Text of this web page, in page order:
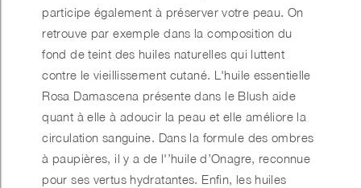
participe également à préserver votre peau. On
retrouve par exemple dans la composition du
fond de teint des huiles naturelles qui luttent
contre le vieillissement cutané. L'huile essentielle
Rosa Damascena présente dans le Blush aide
quant à elle à adoucir la peau et elle améliore la
circulation sanguine. Dans la formule des ombres
à paupières, il y a de l'’huile d’Onagre, reconnue
pour ses vertus hydratantes. Enfin, les huiles